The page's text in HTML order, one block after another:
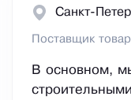
Санкт-
Поставщик
В основном,